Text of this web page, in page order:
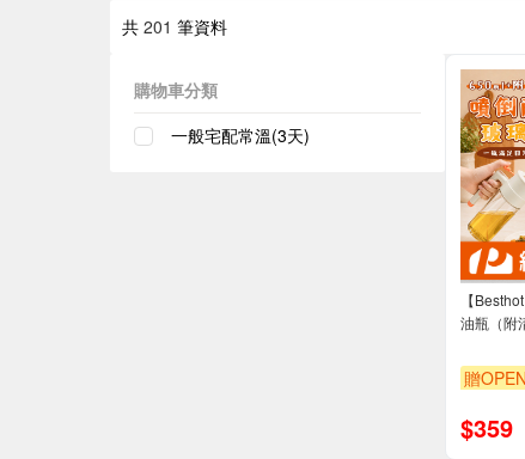
共 201 筆資料
購物車分類
一般宅配常溫(3天)
【
油瓶（附
贈
$359